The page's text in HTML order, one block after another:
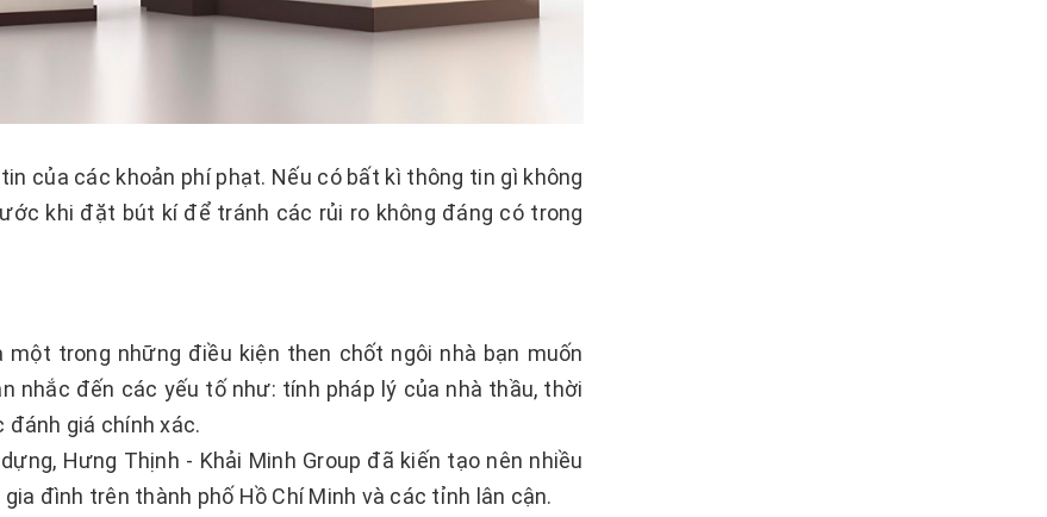
của các khoản phí phạt. Nếu có bất kì thông tin gì không
khi đặt bút kí để tránh các rủi ro không đáng có trong
một trong những điều kiện then chốt ngôi nhà bạn muốn
nhắc đến các yếu tố như: tính pháp lý của nhà thầu, thời
đánh giá chính xác.
Hưng Thịnh - Khải Minh Group đã kiến tạo nên nhiều
đình trên thành phố Hồ Chí Minh và các tỉnh lân cận.